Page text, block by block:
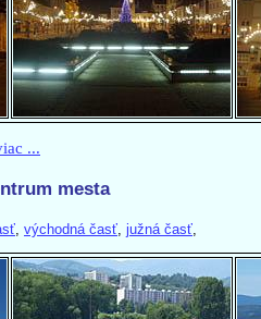
...
mesta
východná časť južná časť